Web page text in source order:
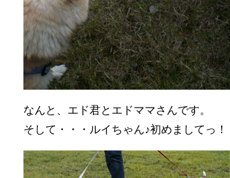
なんと、エド君とエドママさんです。
そして・・・ルイちゃん♪初めましてっ！